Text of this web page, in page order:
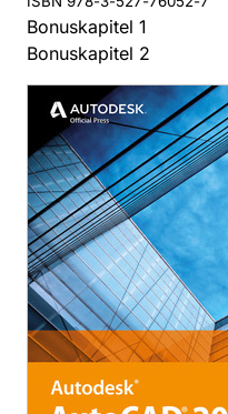
Bonuskapitel 1
Bonuskapitel 2